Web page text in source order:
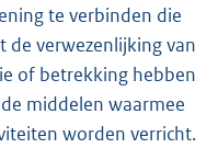
te verbinden die
verwezenlijking van
of betrekking hebben
middelen waarmee
worden verricht.